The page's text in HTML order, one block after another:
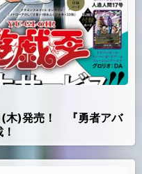
(木)発売！ 『勇者アバ